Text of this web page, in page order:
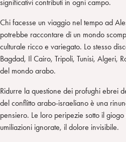
significativi contributi in ogni campo.
Chi facesse un viaggio nel tempo ad
potrebbe raccontare di un mondo
culturale ricco e variegato. Lo stesso
Bagdad, Il Cairo, Tripoli, Tunisi, Algeri,
del mondo arabo.
Ridurre la questione dei profughi ebrei
del conflitto arabo-israeliano è una
pensiero. Le loro peripezie sotto il
umiliazioni ignorate, il dolore invisibile.